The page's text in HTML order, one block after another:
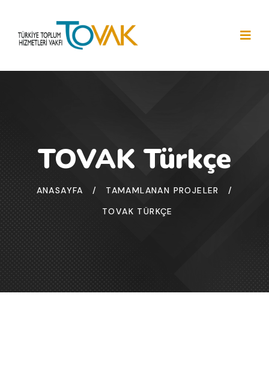
TOVAK Türkçe
ANASAYFA / TAMAMLANAN PROJELER
/
TOVAK TÜRKÇE